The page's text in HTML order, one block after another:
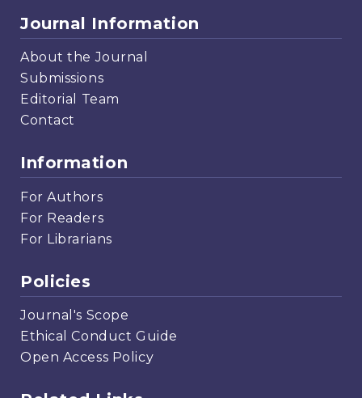
Journal Information
About the Journal
Submissions
Editorial Team
Contact
Information
For Authors
For Readers
For Librarians
Policies
Journal's Scope
Ethical Conduct Guide
Open Access Policy